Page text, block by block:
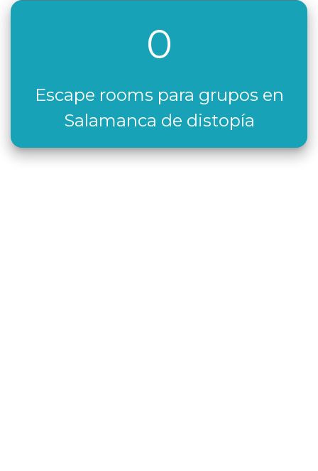
0
Escape rooms para grupos en
Salamanca de distopía